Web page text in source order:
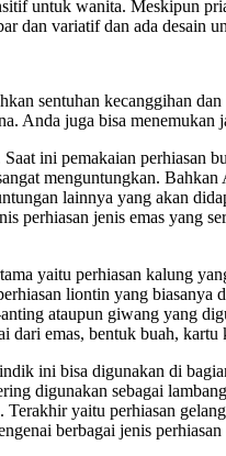
untuk wanita. Meskipun
dan variatif dan ada desain
sentuhan kecanggihan
Anda juga bisa menemukan
ini pemakaian
menguntungkan.
lainnya yang akan
perhiasan jenis emas yang
yaitu perhiasan kalung
liontin yang biasanya
ataupun giwang yang
emas, bentuk buah,
ini bisa digunakan di
digunakan sebagai
yaitu perhiasan
berbagai jenis perhiasan